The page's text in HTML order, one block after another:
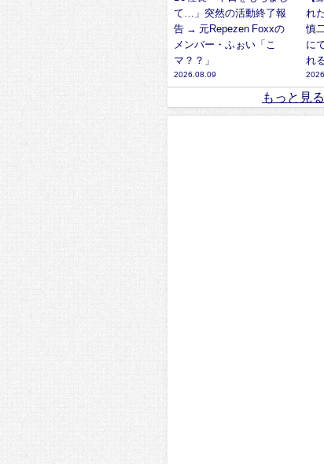
て…」突然の活動終了報
告 → 元Repezen Foxxの
メンバー・ふぉい「こ
マ？？」
2026.08.09
れ
慎
に
れ
もっと見る